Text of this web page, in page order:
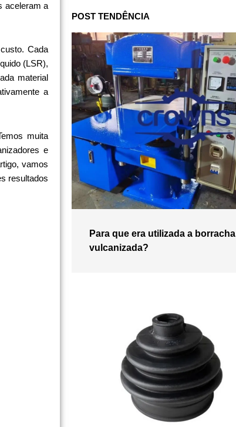
aceleram a
Cada
(LSR),
material
a
muita
e
vamos
resultados
POST TENDÊNCIA
Para que era utilizada a borracha
vulcanizada?